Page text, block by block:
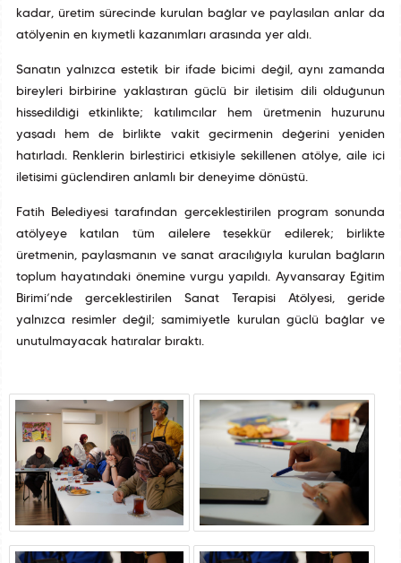
kadar, üretim sürecinde kurulan bağlar ve paylaşılan anlar da
atölyenin en kıymetli kazanımları arasında yer aldı.
Sanatın yalnızca estetik bir ifade biçimi değil, aynı zamanda
bireyleri birbirine yaklaştıran güçlü bir iletişim dili olduğunun
hissedildiği etkinlikte; katılımcılar hem üretmenin huzurunu
yaşadı hem de birlikte vakit geçirmenin değerini yeniden
hatırladı. Renklerin birleştirici etkisiyle şekillenen atölye, aile içi
iletişimi güçlendiren anlamlı bir deneyime dönüştü.
Fatih Belediyesi tarafından gerçekleştirilen program sonunda
atölyeye katılan tüm ailelere teşekkür edilerek; birlikte
üretmenin, paylaşmanın ve sanat aracılığıyla kurulan bağların
toplum hayatındaki önemine vurgu yapıldı. Ayvansaray Eğitim
Birimi’nde gerçekleştirilen Sanat Terapisi Atölyesi, geride
yalnızca resimler değil; samimiyetle kurulan güçlü bağlar ve
unutulmayacak hatıralar bıraktı.